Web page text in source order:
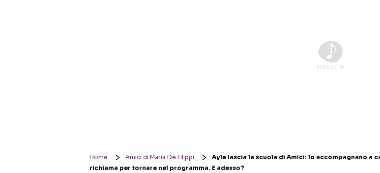
TALENT
Home Amici di Maria De Filippi
Ayle lascia la scuola di Amici: lo accompagnano a
richiama per tornare nel programma. E adesso?